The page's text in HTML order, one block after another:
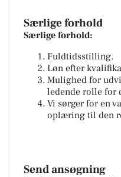
Særlige forhold
Særlige forhold:
Fuldtidsstilling.
Løn efter
Mulighed for
ledende rolle for
Vi sørger for en
oplæring til den
Send ansøgning